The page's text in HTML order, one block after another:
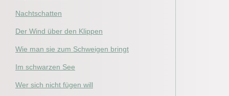
Nachtschatten
Der Wind über den Klippen
Wie man sie zum Schweigen bringt
Im schwarzen See
Wer sich nicht fügen will